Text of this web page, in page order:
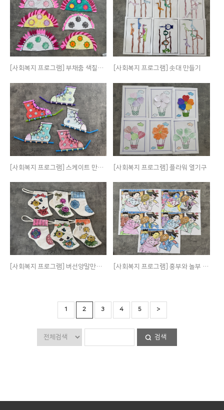
[사회복지 프로그램] 부채춤 색칠하기 [사회복지 프로그램] 솟대 만들기
[사회복지 프로그램] 스케이트 만들기 [사회복지 프로그램] 플라워 열기구
[사회복지 프로그램] 버선양말만들기 [사회복지 프로그램] 흥부와 놀부 색칠하기
1 2 3 4 5 >
검색